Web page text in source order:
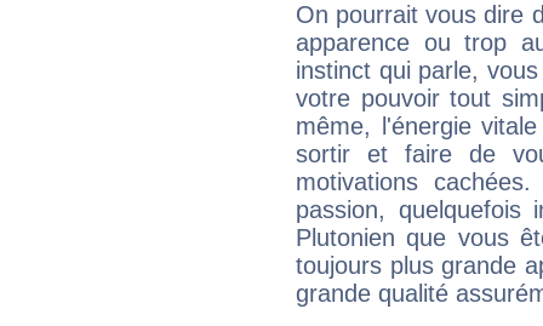
On pourrait vous dire
apparence ou trop
instinct qui parle,
votre pouvoir tout
même, l'énergie
sortir et faire de
motivations
passion, quelquefois
Plutonien que vous
toujours plus grande
grande qualité